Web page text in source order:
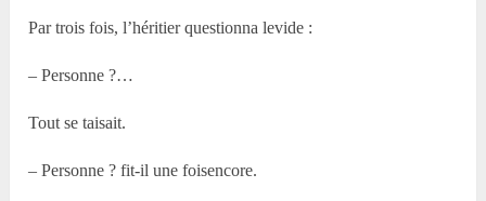
Par trois fois, l’héritier questionna levide :
– Personne ?…
Tout se taisait.
– Personne ? fit-il une foisencore.